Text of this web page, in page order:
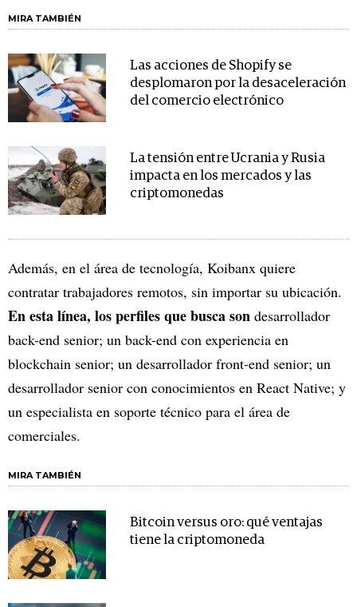
MIRA TAMBIÉN
Las acciones de Shopify se
desplomaron por la desaceleración
del comercio electrónico
La tensión entre Ucrania y Rusia
impacta en los mercados y las
criptomonedas
Además, en el área de tecnología, Koibanx quiere
contratar trabajadores remotos, sin importar su ubicación.
En esta línea, los perfiles que busca son desarrollador
back-end senior; un back-end con experiencia en
blockchain senior; un desarrollador front-end senior; un
desarrollador senior con conocimientos en React Native; y
un especialista en soporte técnico para el área de
comerciales.
MIRA TAMBIÉN
Bitcoin versus oro: qué ventajas
tiene la criptomoneda